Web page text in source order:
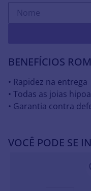
BENEFÍCIOS
• Rapidez na entrega
• Todas as joias
• Garantia contra
VOCÊ PODE SE